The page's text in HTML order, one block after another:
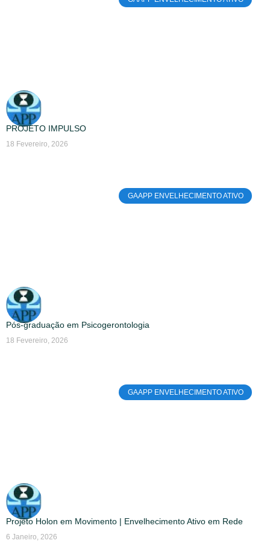
PROJETO IMPULSO
18 Fevereiro, 2026
GAAPP ENVELHECIMENTO ATIVO
Pós-graduação em Psicogerontologia
18 Fevereiro, 2026
GAAPP ENVELHECIMENTO ATIVO
Projeto Holon em Movimento | Envelhecimento Ativo em Rede
6 Janeiro, 2026